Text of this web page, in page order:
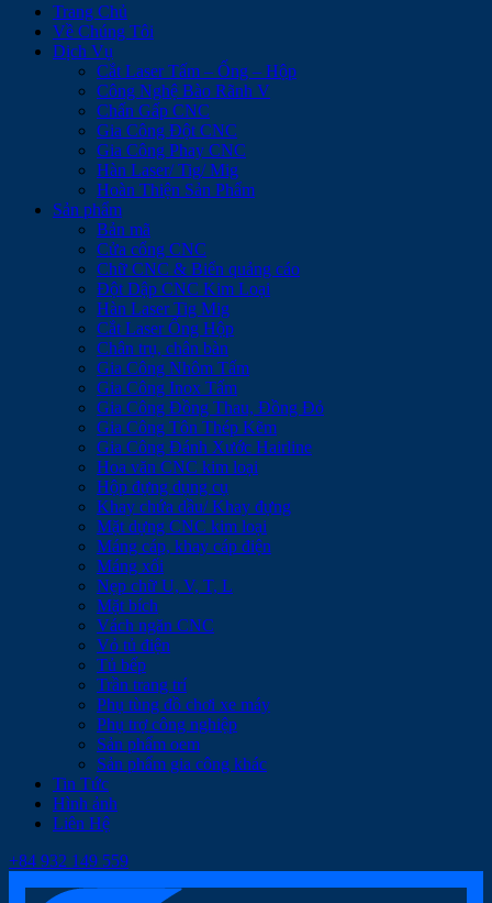
Trang Chủ
Về Chúng Tôi
Dịch Vụ
Cắt Laser Tấm – Ống – Hộp
Công Nghệ Bào Rãnh V
Chấn Gấp CNC
Gia Công Đột CNC
Gia Công Phay CNC
Hàn Laser/ Tig/ Mig
Hoàn Thiện Sản Phẩm
Sản phẩm
Bản mã
Cửa cổng CNC
Chữ CNC & Biển quảng cáo
Đột Dập CNC Kim Loại
Hàn Laser Tig Mig
Cắt Laser Ống Hộp
Chân trụ, chân bàn
Gia Công Nhôm Tấm
Gia Công Inox Tấm
Gia Công Đồng Thau, Đồng Đỏ
Gia Công Tôn Thép Kẽm
Gia Công Đánh Xước Hairline
Hoa văn CNC kim loại
Hộp đựng dụng cụ
Khay chứa dầu/ Khay đựng
Mặt dựng CNC kim loại
Máng cáp, khay cáp điện
Máng xối
Nẹp chữ U, V, T, L
Mặt bích
Vách ngăn CNC
Vỏ tủ điện
Tủ bếp
Trần trang trí
Phụ tùng đồ chơi xe máy
Phụ trợ công nghiệp
Sản phẩm oem
Sản phẩm gia công khác
Tin Tức
Hình ảnh
Liên Hệ
+84 932 149 559